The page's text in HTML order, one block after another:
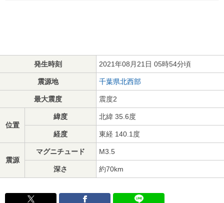
発生時刻 2021年08月21日 05時54分頃
震源地 千葉県北西部
最大震度 震度2
位置
緯度 北緯 35.6度
経度 東経 140.1度
震源
マグニチュード M3.5
深さ 約70km